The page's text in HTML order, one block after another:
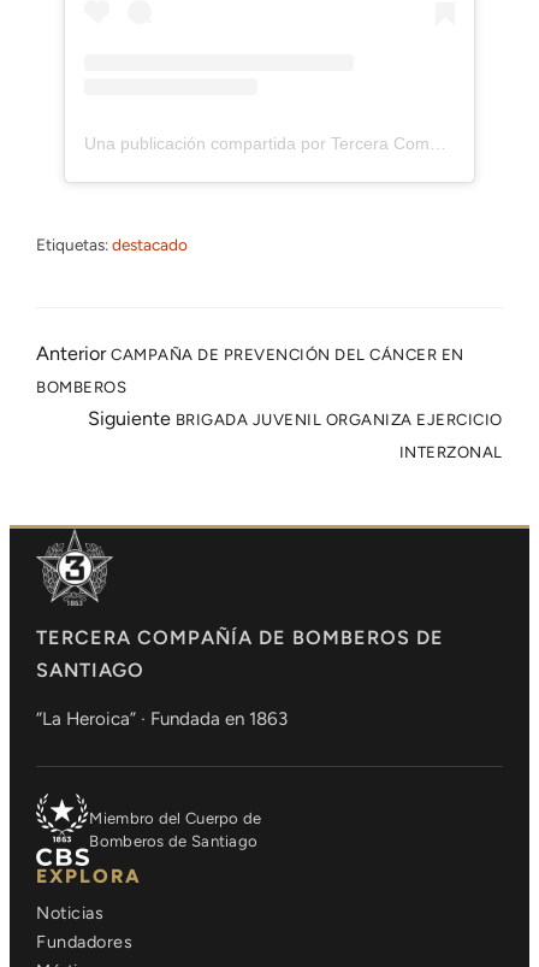
Etiquetas:destacado
Anterior CAMPAÑA DE PREVENCIÓN DEL CÁNCER EN
BOMBEROS
Siguiente BRIGADA JUVENIL ORGANIZA EJERCICIO
INTERZONAL
TERCERA COMPAÑÍA DE BOMBEROS DE
SANTIAGO
“La Heroica” · Fundada en 1863
Miembro del Cuerpo de
Bomberos de Santiago
EXPLORA
Noticias
Fundadores